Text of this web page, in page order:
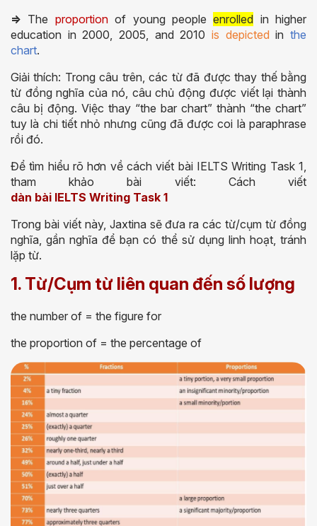
=> The proportionof young peopleenrolled in higher
education in 2000, 2005, and 2010 is depicted inthe
chart.
Giải thích: Trong câu trên, các từ đã được thay thế bằng
từ đồng nghĩa của nó, câu chủ động được viết lại thành
câu bị động. Việc thay “the bar chart” thành “the chart”
tuy là chi tiết nhỏ nhưng cũng đã được coi là paraphrase
rồi đó.
Để tìm hiểu rõ hơn về cách viết bài IELTS Writing Task 1
tham khảo bài viết: Cách viết
dàn bài IELTS Writing Task 1
Trong bài viết này, Jaxtina sẽ đưa ra các từ/cụm từ đồng
nghĩa, gần nghĩa để bạn có thể sử dụng linh hoạt, tránh
lặp từ.
1. Từ/Cụm từ liên quan đến số lượng
the number of = the figure for
the proportion of = the percentage of